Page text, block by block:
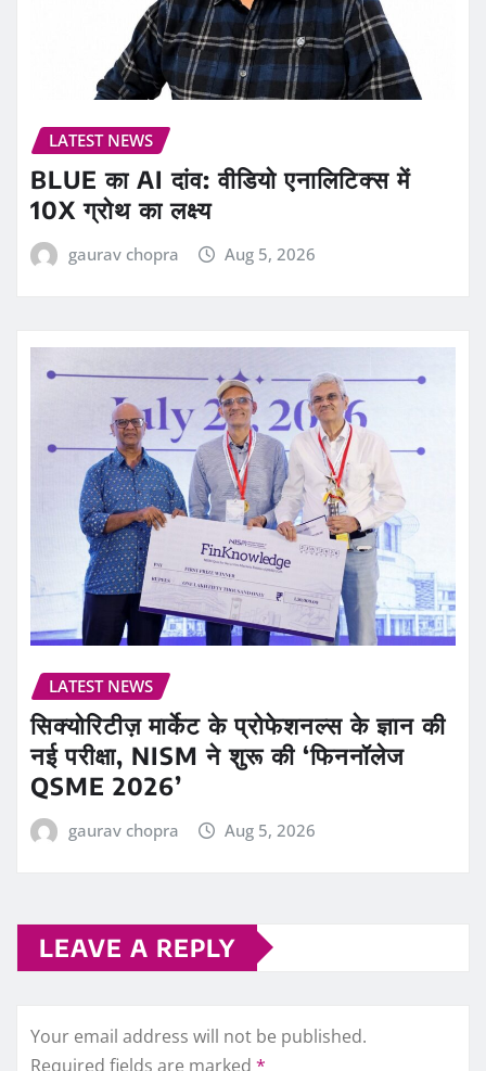
LATEST NEWS
BLUE का AI दांव: वीडियो एनालिटिक्स में
10X ग्रोथ का लक्ष्य
gaurav chopra Aug 5, 2026
LATEST NEWS
सिक्योरिटीज़ मार्केट के प्रोफेशनल्स के ज्ञान की
नई परीक्षा, NISM ने शुरू की ‘फिननॉलेज
QSME 2026’
gaurav chopra Aug 5, 2026
LEAVE A REPLY
Your email address will not be published.
Required fields are marked *